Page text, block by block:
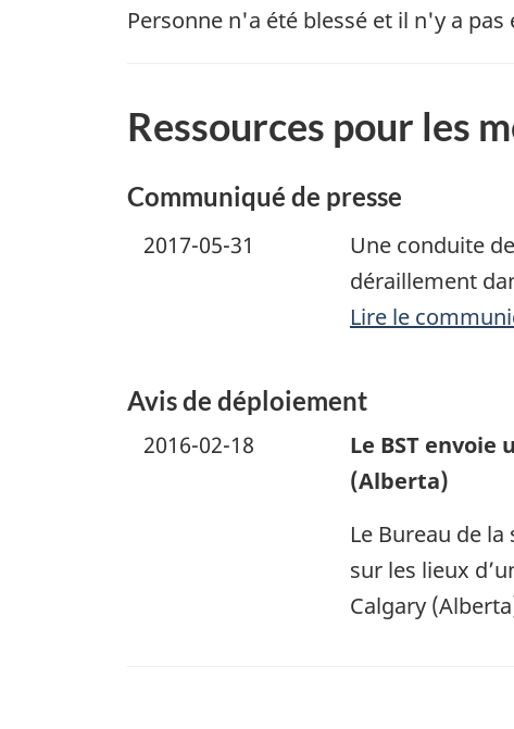
Personne n'a été blessé et il n'y a
Ressources pour les
Communiqué de presse
2017-05-31
Une conduite
déraillement
Lire le
Avis de déploiement
2016-02-18
Le BST
(Alberta)
Le Bureau de
sur les lieux
Calgary